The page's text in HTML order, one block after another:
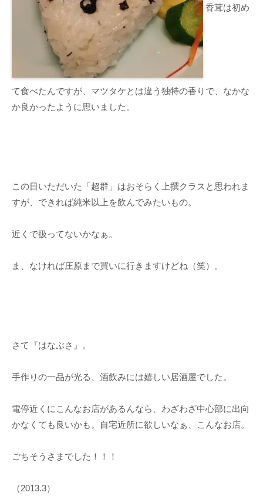
香茸は初め
て食べたんですが、マツタケとは違う独特の香りで、なかな
か良かったように思いました。
この日いただいた「超群」はおそらく上撰クラスと思われま
すが、できれば純米以上を飲んでみたいもの。
近くで扱ってないかなぁ。
ま、なければ庄原まで買いに行きますけどね（笑）。
さて『はなぶさ』。
手作りの一品が光る、酒飲みには嬉しい居酒屋でした。
電停近くにこんなお店があるんなら、わざわざ中心部に出向
かなくても良いかも。自宅近所に欲しいなぁ、こんなお店。
ごちそうさまでした！！！
（2013.3）